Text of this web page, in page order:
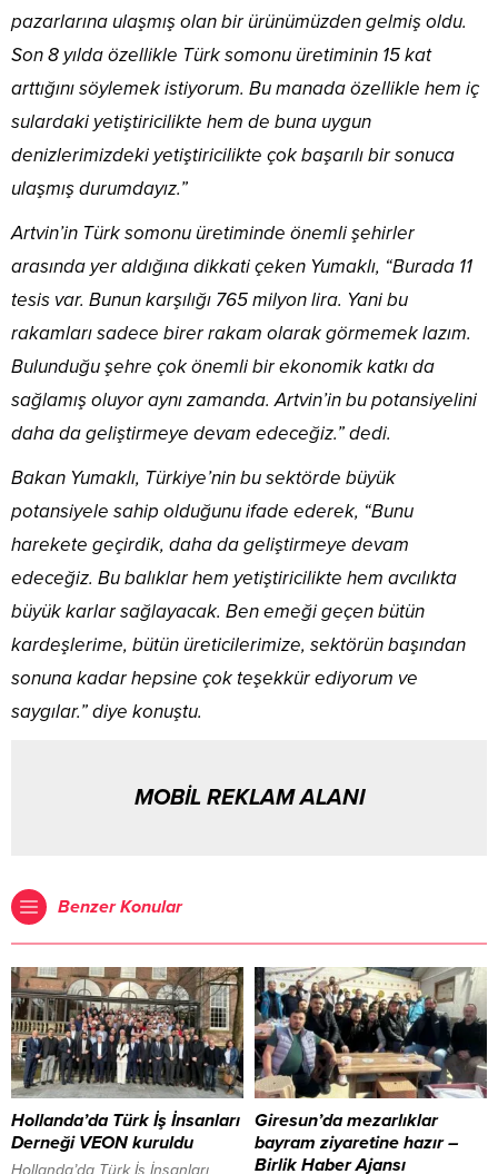
pazarlarına ulaşmış olan bir ürünümüzden gelmiş oldu.
Son 8 yılda özellikle Türk somonu üretiminin 15 kat
arttığını söylemek istiyorum. Bu manada özellikle hem iç
sulardaki yetiştiricilikte hem de buna uygun
denizlerimizdeki yetiştiricilikte çok başarılı bir sonuca
ulaşmış durumdayız.”
Artvin’in Türk somonu üretiminde önemli şehirler
arasında yer aldığına dikkati çeken Yumaklı, “Burada 11
tesis var. Bunun karşılığı 765 milyon lira. Yani bu
rakamları sadece birer rakam olarak görmemek lazım.
Bulunduğu şehre çok önemli bir ekonomik katkı da
sağlamış oluyor aynı zamanda. Artvin’in bu potansiyelini
daha da geliştirmeye devam edeceğiz.” dedi.
Bakan Yumaklı, Türkiye’nin bu sektörde büyük
potansiyele sahip olduğunu ifade ederek, “Bunu
harekete geçirdik, daha da geliştirmeye devam
edeceğiz. Bu balıklar hem yetiştiricilikte hem avcılıkta
büyük karlar sağlayacak. Ben emeği geçen bütün
kardeşlerime, bütün üreticilerimize, sektörün başından
sonuna kadar hepsine çok teşekkür ediyorum ve
saygılar.” diye konuştu.
MOBİL REKLAM ALANI
Benzer Konular
Hollanda’da Türk İş İnsanları
Derneği VEON kuruldu
Hollanda’da Türk İş İnsanları
Giresun’da mezarlıklar
bayram ziyaretine hazır –
Birlik Haber Ajansı